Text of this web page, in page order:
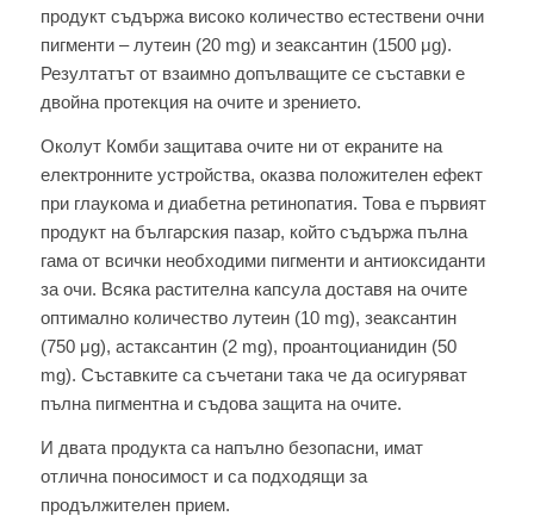
продукт съдържа високо количество естествени очни
пигменти – лутеин (20 mg) и зеаксантин (1500 μg).
Резултатът от взаимно допълващите се съставки е
двойна протекция на очите и зрението.
Околут Комби защитава очите ни от екраните на
електронните устройства, оказва положителен ефект
при глаукома и диабетна ретинопатия. Това е първият
продукт на българския пазар, който съдържа пълна
гама от всички необходими пигменти и антиоксиданти
за очи. Всяка растителна капсула доставя на очите
оптимално количество лутеин (10 mg), зеаксантин
(750 μg), астаксантин (2 mg), проантоцианидин (50
mg). Съставките са съчетани така че да осигуряват
пълна пигментна и съдова защита на очите.
И двата продукта са напълно безопасни, имат
отлична поносимост и са подходящи за
продължителен прием.